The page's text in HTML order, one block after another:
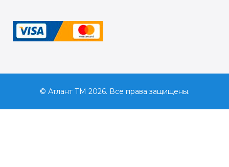
© Атлант ТМ 2026. Все права защищены.